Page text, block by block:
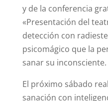
y de la conferencia
«Presentación del
detección con
psicomágico que la
sanar su inconsciente.
El próximo sábado
sanación con